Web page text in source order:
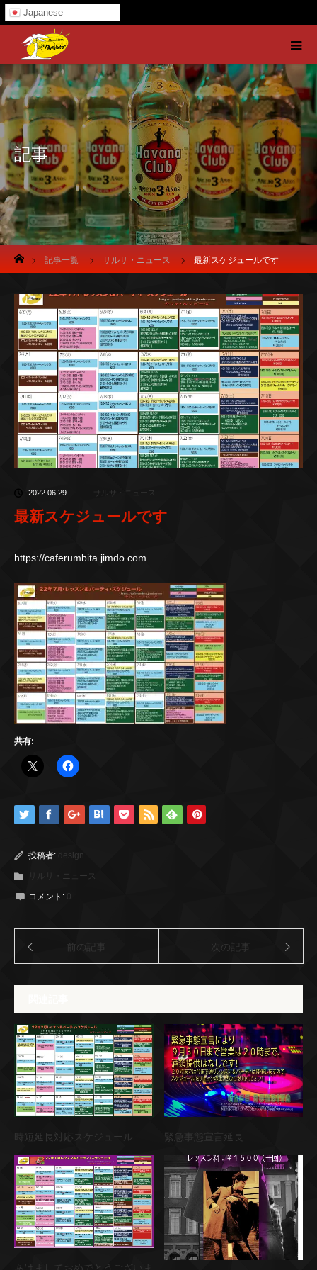
Japanese
記事
ホーム
記事一覧 サルサ・ニュース 最新スケジュールです
2022.06.29 サルサ・ニュース
最新スケジュールです
https://caferumbita.jimdo.com
共有:
投稿者: design
サルサ・ニュース
コメント: 0
前の記事 次の記事
時短延長対応スケジュール 緊急事態宣言延長
あけましておめでとうございま